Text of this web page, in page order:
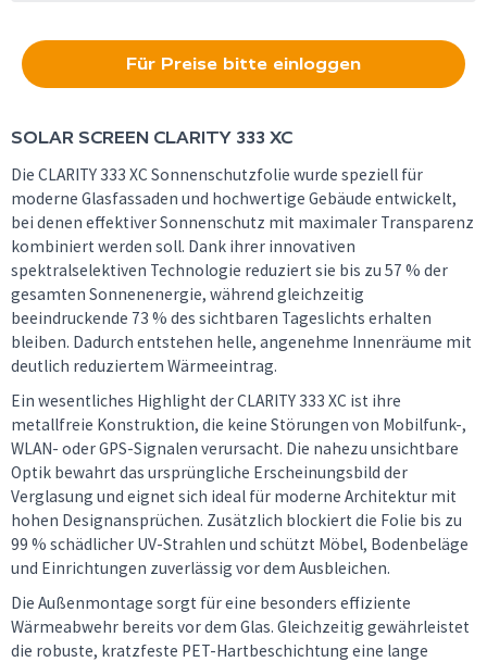
Für Preise bitte einloggen
SOLAR SCREEN CLARITY 333 XC
Die CLARITY 333 XC Sonnenschutzfolie wurde speziell für
moderne Glasfassaden und hochwertige Gebäude entwickelt,
bei denen effektiver Sonnenschutz mit maximaler Transparenz
kombiniert werden soll. Dank ihrer innovativen
spektralselektiven Technologie reduziert sie bis zu 57 % der
gesamten Sonnenenergie, während gleichzeitig
beeindruckende 73 % des sichtbaren Tageslichts erhalten
bleiben. Dadurch entstehen helle, angenehme Innenräume mit
deutlich reduziertem Wärmeeintrag.
Ein wesentliches Highlight der CLARITY 333 XC ist ihre
metallfreie Konstruktion, die keine Störungen von Mobilfunk-,
WLAN- oder GPS-Signalen verursacht. Die nahezu unsichtbare
Optik bewahrt das ursprüngliche Erscheinungsbild der
Verglasung und eignet sich ideal für moderne Architektur mit
hohen Designansprüchen. Zusätzlich blockiert die Folie bis zu
99 % schädlicher UV-Strahlen und schützt Möbel, Bodenbeläge
und Einrichtungen zuverlässig vor dem Ausbleichen.
Die Außenmontage sorgt für eine besonders effiziente
Wärmeabwehr bereits vor dem Glas. Gleichzeitig gewährleistet
die robuste, kratzfeste PET-Hartbeschichtung eine lange